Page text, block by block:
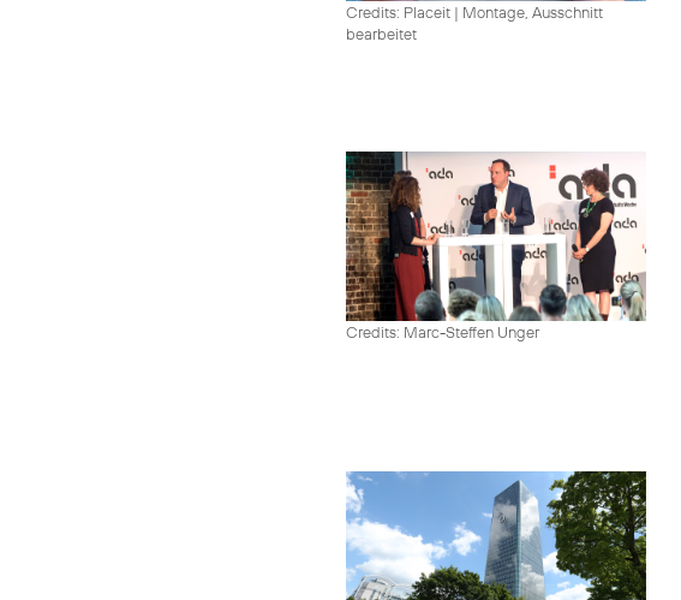
Credits: Placeit | Montage, Ausschnitt
bearbeitet
Credits: Marc-Steffen Unger